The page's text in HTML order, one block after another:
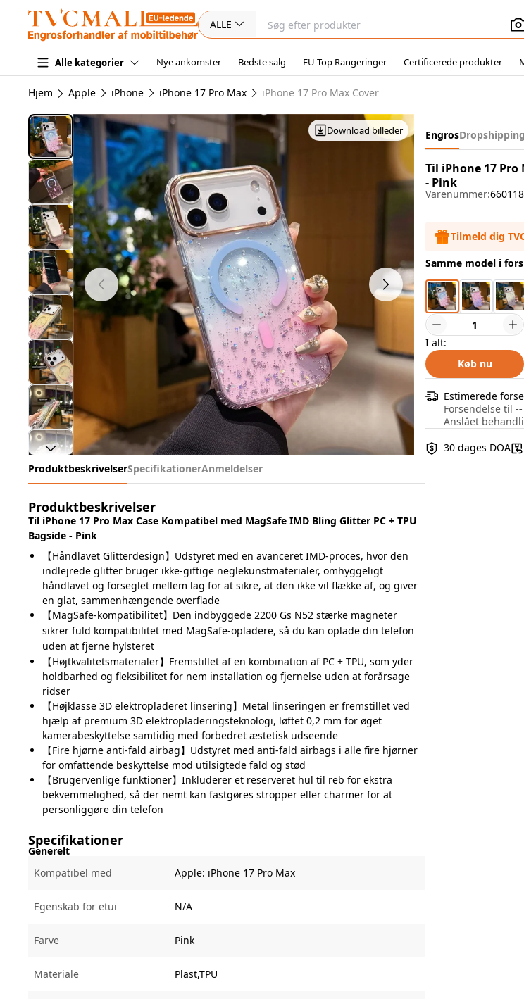
ALLE
Alle kategorier Nye ankomster Bedste salg EU Top Rangeringer Certificerede produkter
Hjem Apple iPhone iPhone 17 Pro Max iPhone 17 Pro Max Cover
Download billeder
ProduktbeskrivelserSpecifikationerAnmeldelser
Produktbeskrivelser
Til iPhone 17 Pro Max Case Kompatibel med MagSafe IMD Bling Glitter PC + TPU
Bagside - Pink
【Håndlavet Glitterdesign】Udstyret med en avanceret IMD-proces, hvor den
indlejrede glitter bruger ikke-giftige neglekunstmaterialer, omhyggeligt
håndlavet og forseglet mellem lag for at sikre, at den ikke vil flække af, og giver
en glat, sammenhængende overflade
【MagSafe-kompatibilitet】Den indbyggede 2200 Gs N52 stærke magneter
sikrer fuld kompatibilitet med MagSafe-opladere, så du kan oplade din telefon
uden at fjerne hylsteret
【Højtkvalitetsmaterialer】Fremstillet af en kombination af PC + TPU, som yder
holdbarhed og fleksibilitet for nem installation og fjernelse uden at forårsage
ridser
【Højklasse 3D elektropladeret linsering】Metal linseringen er fremstillet ved
hjælp af premium 3D elektropladeringsteknologi, løftet 0,2 mm for øget
kamerabeskyttelse samtidig med forbedret æstetisk udseende
【Fire hjørne anti-fald airbag】Udstyret med anti-fald airbags i alle fire hjørner
for omfattende beskyttelse mod utilsigtede fald og stød
【Brugervenlige funktioner】Inkluderer et reserveret hul til reb for ekstra
bekvemmelighed, så der nemt kan fastgøres stropper eller charmer for at
personliggøre din telefon
Specifikationer
Generelt
Kompatibel med
Apple: iPhone 17 Pro Max
Egenskab for etui N/A
Farve Pink
Materiale Plast,TPU
EngrosDropshipping
Til iPhone 17 Pro
- Pink
Varenummer:
Tilmeld dig
Samme model i
I alt:
Køb nu
Estimerede
Forsendelse til --
Anslået
30 dages DOA